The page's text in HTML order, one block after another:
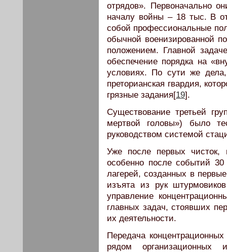
отрядов». Первоначально
началу войны – 18 тыс. В
собой профессиональные
обычной военизированной
положением. Главной
обеспечение порядка на
условиях. По сути же
преторианская гвардия,
грязные задания[19].
Существование третьей
мертвой головы») было
руководством системой
Уже после первых чисток,
особенно после событий
лагерей, созданных в
изъята из рук
управление
главных задач, стоявших
их деятельности.
Передача
рядом